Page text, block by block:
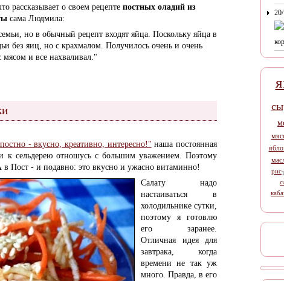
рассказывает о своем рецепте постных оладий из
сама Людмила:
но в обычный рецепт входят яйца. Поскольку яйца в
без яиц, но с крахмалом. Получилось очень и очень
и все нахваливал."
- вкусно, креативно, интересно!" наша постоянная
сельдерею отношусь с большим уважением. Поэтому
в Пост - и подавно: это вкусно и ужасно витаминно!
Салату надо
настаиваться в
холодильнике сутки,
поэтому я готовлю
его заранее.
Отличная идея для
завтрака, когда
времени не так уж
много. Правда, в его
рис